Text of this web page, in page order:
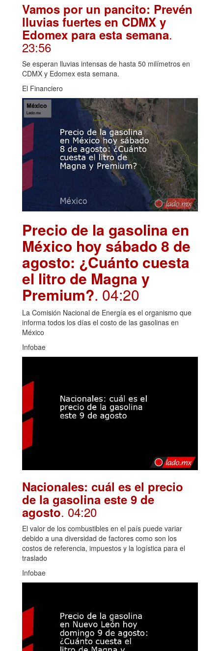
Vamos por un pancito: Prevén
lluvias fuertes en CDMX y
Edomex para esta semana.
23:56
Se esperan lluvias intensas de hasta 50 milímetros en
CDMX y Edomex esta semana.
El Financiero
Precio de la gasolina en
México hoy sábado 8 de
agosto: ¿Cuánto cuesta
el litro de Magna y
Premium?. 04:20
La Comisión Nacional de Energía es el organismo que
informa todos los días el costo de las gasolinas en
México
Infobae
Nacionales: cuál es el precio
de la gasolina este 9 de
agosto. 04:20
El valor de los combustibles en el país puede variar
debido a una diversidad de factores como son los
costos de referencia, impuestos y la logística para el
traslado
Infobae